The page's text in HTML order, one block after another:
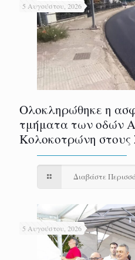
5 Αυγούστου, 2026
Ολοκληρώθηκε η
τμήματα των οδών
Κολοκοτρώνη στους
Διαβάστε
5 Αυγούστου, 2026